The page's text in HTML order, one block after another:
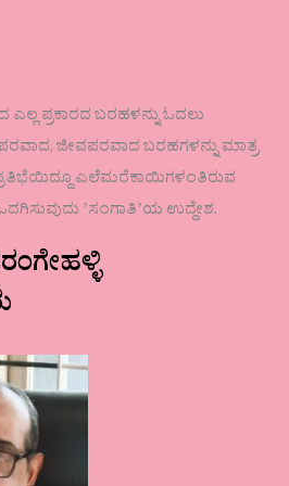
ಪ್ರಕಾರದ ಬರಹಳನ್ನು ಓದಲು
ಜೀವಪರವಾದ ಬರಹಗಳನ್ನು ಮಾತ್ರ
ಪ್ರತಿಭೆಯಿದ್ದೂ ಎಲೆಮರೆಕಾಯಿಗಳಂತಿರುವ
ʼಸಂಗಾತಿʼಯ ಉದ್ದೇಶ.